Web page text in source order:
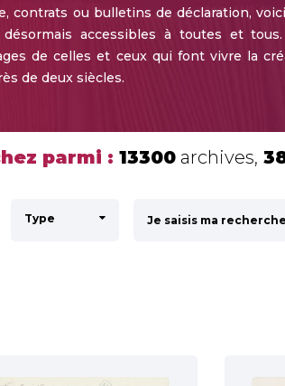
contrats ou bulletins de déclaration,
désormais accessibles à toutes et
de celles et ceux qui font vivre la
de deux siècles.
parmi : 13300 archives,
Type